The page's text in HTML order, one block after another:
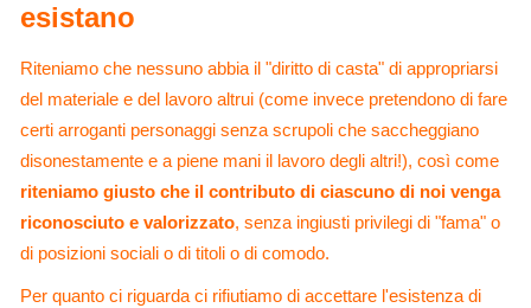
esistano
Riteniamo che nessuno abbia il "diritto di casta" di appropriarsi
del materiale e del lavoro altrui (come invece pretendono di fare
certi arroganti personaggi senza scrupoli che saccheggiano
disonestamente e a piene mani il lavoro degli altri!), così come
riteniamo giusto che il contributo di ciascuno di noi venga
riconosciuto e valorizzato, senza ingiusti privilegi di "fama" o
di posizioni sociali o di titoli o di comodo.
Per quanto ci riguarda ci rifiutiamo di accettare l'esistenza di